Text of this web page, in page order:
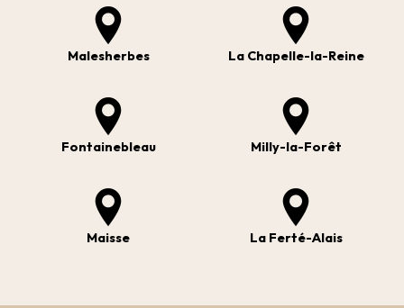
Malesherbes La Chapelle-la-Reine
Fontainebleau Milly-la-Forêt
Maisse La Ferté-Alais